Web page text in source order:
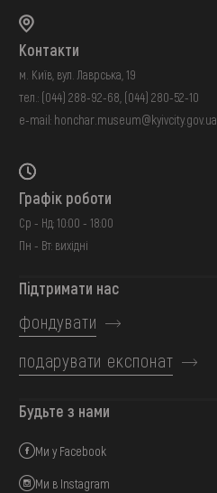
Контакти
м. Київ, вул. Лаврська, 19
тел.: (044) 288-92-68 (044) 280-52-10
e-mail: honchar.museum@kyivcity.gov.ua
Графік роботи
Ср - Нд: 10:00 - 18:00
Пн - Вт: вихідні
Підтримати нас
фондувати
подарувати експонат
Будьте з нами
Ми у Facebook
Ми в Instagram